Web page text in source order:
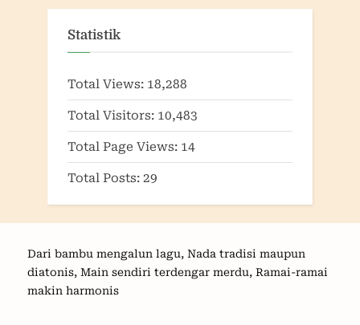
Statistik
Total Views: 18,288
Total Visitors: 10,483
Total Page Views: 14
Total Posts: 29
Dari bambu mengalun lagu, Nada tradisi maupun
diatonis, Main sendiri terdengar merdu, Ramai-ramai
makin harmonis